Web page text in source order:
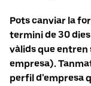
Pots canviar la
termini de 30
vàlids que entren
empresa).
perfil d'empresa